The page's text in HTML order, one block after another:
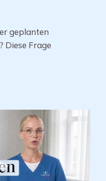
geplanten
Diese Frage